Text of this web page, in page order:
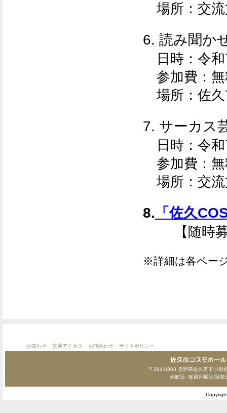
場所：交流
6. 読み聞か
日時： 令
参加費：
場所：佐久
7. サーカス
日時： 令
参加費：
場所：交流
8. 「佐久
【随時
※詳細は各ペー
お知らせ 交通アクセス お問合わせ サイトポリシー
〒384-0303 長野県佐久市下小
休館日: 毎週月曜日(祝